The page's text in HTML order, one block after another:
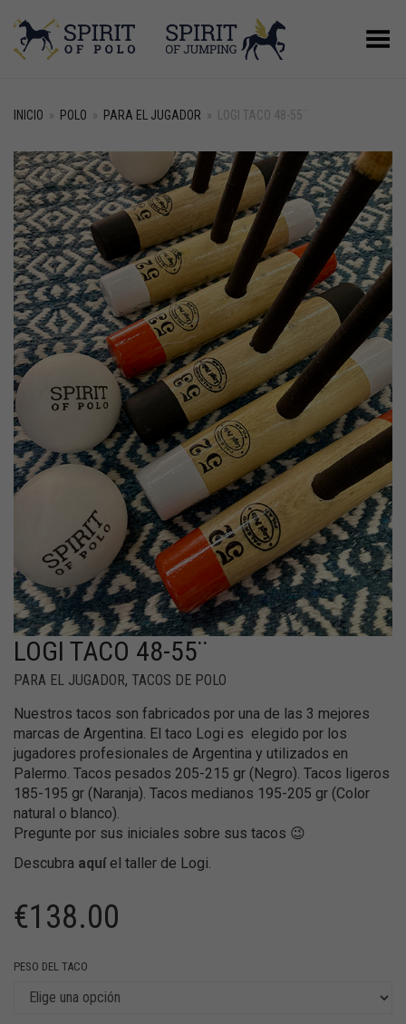
Menú
INICIO » POLO » PARA EL JUGADOR » LOGI TACO 48-55¨
+
LOGI TACO 48-55¨
PARA EL JUGADOR, TACOS DE POLO
Nuestros tacos son fabricados por una de las 3 mejores
marcas de Argentina. El taco Logi es elegido por los
jugadores profesionales de Argentina y utilizados en
Palermo. Tacos pesados 205-215 gr (Negro). Tacos ligeros
185-195 gr (Naranja). Tacos medianos 195-205 gr (Color
natural o blanco).
Pregunte por sus iniciales sobre sus tacos 😉
Descubra aquíel taller de Logi.
€138.00
PESO DEL TACO